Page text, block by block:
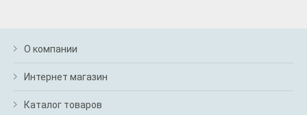
О компании
Интернет магазин
Каталог товаров